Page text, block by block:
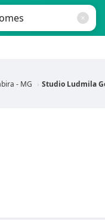
- MG Studio Ludmila